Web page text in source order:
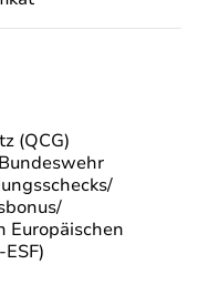
(QCG)
Europäischen